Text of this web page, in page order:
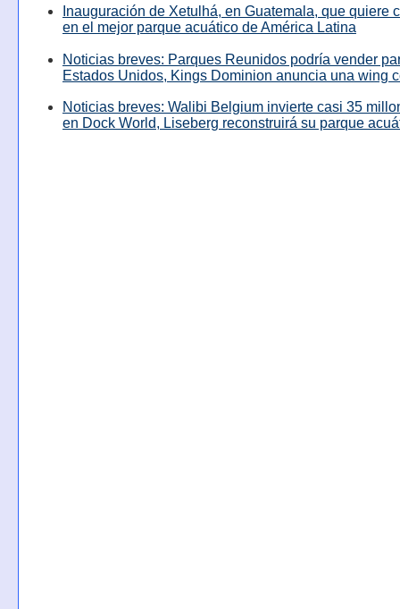
Inauguración de Xetulhá, en Guatemala, que quiere
en el mejor parque acuático de América Latina
Noticias breves: Parques Reunidos podría vender
Estados Unidos, Kings Dominion anuncia una wing
Noticias breves: Walibi Belgium invierte casi 35
en Dock World, Liseberg reconstruirá su parque